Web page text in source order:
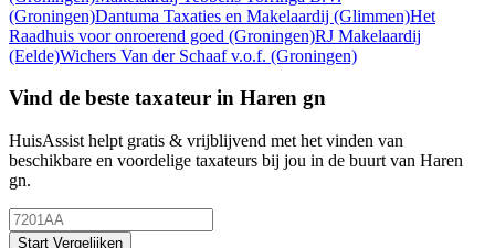
(Groningen)Dantuma Taxaties en Makelaardij (Glimmen)Het
Raadhuis voor onroerend goed (Groningen)RJ Makelaardij
(Eelde)Wichers Van der Schaaf v.o.f. (Groningen)
Vind de beste taxateur in Haren gn
HuisAssist helpt gratis & vrijblijvend met het vinden van
beschikbare en voordelige taxateurs bij jou in de buurt van Haren
gn.
Start Vergelijken